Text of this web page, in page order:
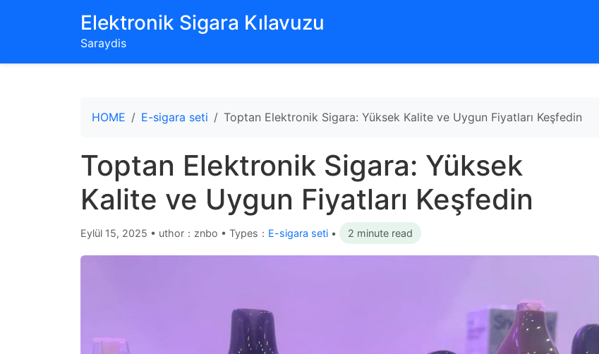
‌Elektronik Sigara Kılavuzu‌
Saraydis
HOME E-sigara seti Toptan Elektronik Sigara: Yüksek Kalite ve Uygun Fiyatları Keşfedin
Toptan Elektronik Sigara: Yüksek
Kalite ve Uygun Fiyatları Keşfedin
Eylül 15, 2025 • uthor：znbo • Types： E-sigara seti • 2 minute read